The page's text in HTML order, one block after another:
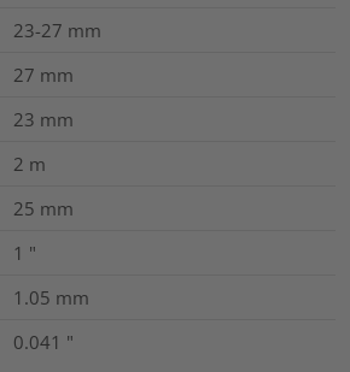
23-27 mm
27 mm
23 mm
2 m
25 mm
1 "
1.05 mm
0.041 "